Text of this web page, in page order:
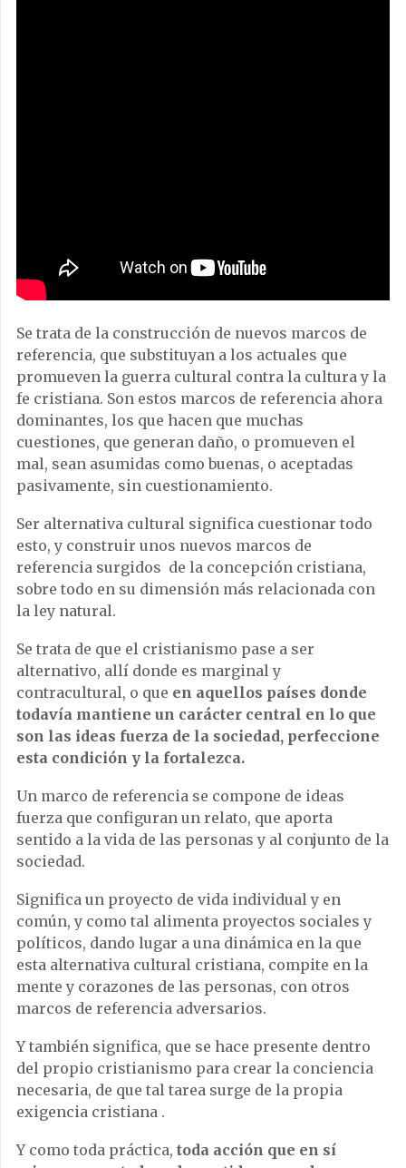
Se trata de la construcción de nuevos marcos de
referencia, que substituyan a los actuales que
promueven la guerra cultural contra la cultura y la
fe cristiana. Son estos marcos de referencia ahora
dominantes, los que hacen que muchas
cuestiones, que generan daño, o promueven el
mal, sean asumidas como buenas, o aceptadas
pasivamente, sin cuestionamiento.
Ser alternativa cultural significa cuestionar todo
esto, y construir unos nuevos marcos de
referencia surgidos de la concepción cristiana,
sobre todo en su dimensión más relacionada con
la ley natural.
Se trata de que el cristianismo pase a ser
alternativo, allí donde es marginal y
contracultural, o que en aquellos países donde
todavía mantiene un carácter central en lo que
son las ideas fuerza de la sociedad, perfeccione
esta condición y la fortalezca.
Un marco de referencia se compone de ideas
fuerza que configuran un relato, que aporta
sentido a la vida de las personas y al conjunto de la
sociedad.
Significa un proyecto de vida individual y en
común, y como tal alimenta proyectos sociales y
políticos, dando lugar a una dinámica en la que
esta alternativa cultural cristiana, compite en la
mente y corazones de las personas, con otros
marcos de referencia adversarios.
Y también significa, que se hace presente dentro
del propio cristianismo para crear la conciencia
necesaria, de que tal tarea surge de la propia
exigencia cristiana .
Y como toda práctica, toda acción que en sí